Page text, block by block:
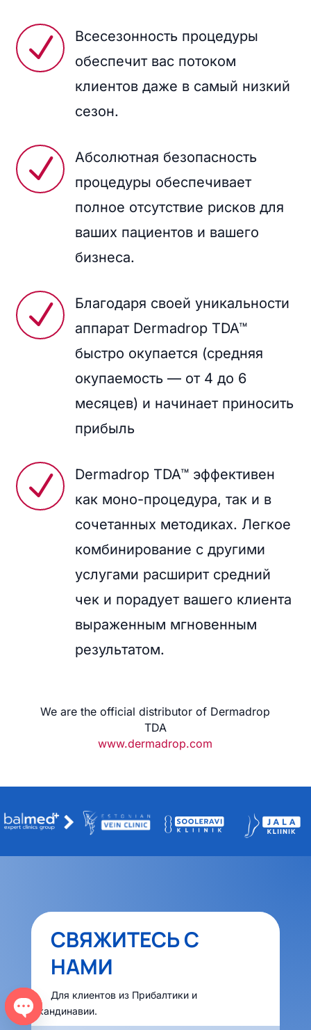
N
Всесезонность процедуры
обеспечит вас потоком
клиентов даже в самый низкий
сезон.
N
Абсолютная безопасность
процедуры обеспечивает
полное отсутствие рисков для
ваших пациентов и вашего
бизнеса.
N
Благодаря своей уникальности
аппарат Dermadrop TDA™
быстро окупается (средняя
окупаемость — от 4 до 6
месяцев) и начинает приносить
прибыль
N
Dermadrop TDA™ эффективен
как моно-процедура, так и в
сочетанных методиках. Легкое
комбинирование с другими
услугами расширит средний
чек и порадует вашего клиента
выраженным мгновенным
результатом.
We are the official distributor of Dermadrop
TDA
www.dermadrop.com
СВЯЖИТЕСЬ С
НАМИ
Для клиентов из Прибалтики и
Скандинавии.